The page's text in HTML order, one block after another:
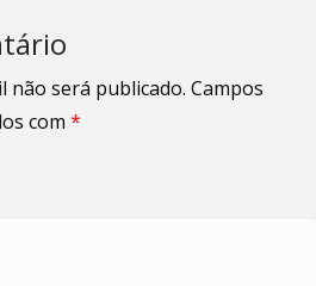
não será publicado. Campos
com *